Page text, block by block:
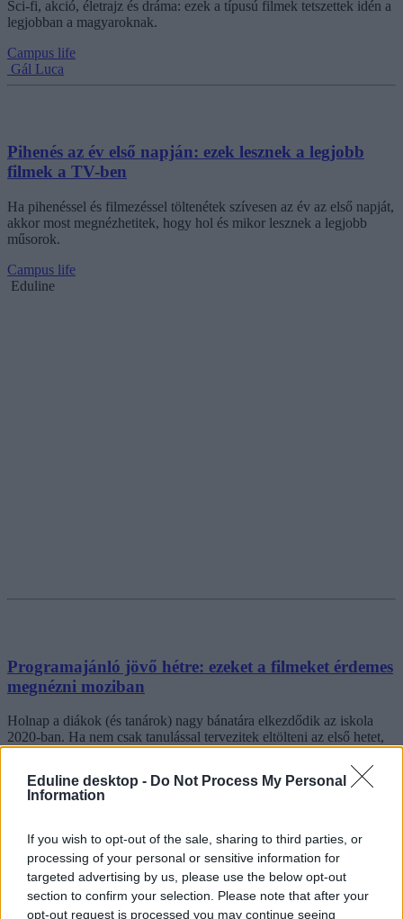
Eduline desktop - Do Not Process My Personal
Information
If you wish to opt-out of the sale, sharing to third parties, or
processing of your personal or sensitive information for
targeted advertising by us, please use the below opt-out
section to confirm your selection. Please note that after your
opt-out request is processed you may continue seeing
Sci-fi, akció, életrajz és dráma: ezek a típusú filmek tetszettek idén a
legjobban a magyaroknak.
Campus life
Gál Luca
Pihenés az év első napján: ezek lesznek a legjobb
filmek a TV-ben
Ha pihenéssel és filmezéssel töltenétek szívesen az év az első napját,
akkor most megnézhetitek, hogy hol és mikor lesznek a legjobb
műsorok.
Campus life
Eduline
Programajánló jövő hétre: ezeket a filmeket érdemes
megnézni moziban
Holnap a diákok (és tanárok) nagy bánatára elkezdődik az iskola
2020-ban. Ha nem csak tanulással tervezitek eltölteni az első hetet,
Campus life